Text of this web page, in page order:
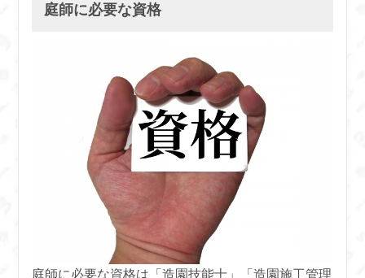
庭師に必要な資格
庭師に必要な資格は「造園技能士」「造園施工管理